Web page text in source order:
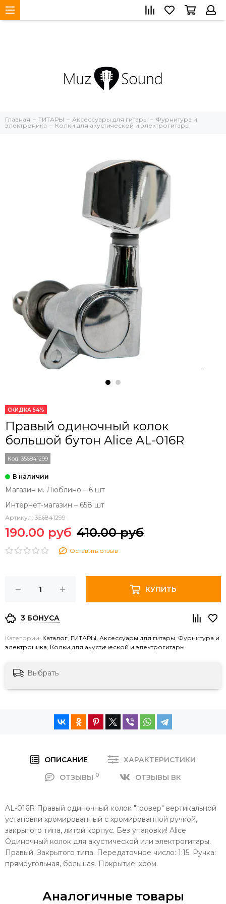
Главная ГИТАРЫ Аксессуары для гитары
Фурнитура и
электроника
Колки для акустической и электрогитары
СКИДКА 54%
Правый одиночный колок
большой бутон Alice AL-016R
Код: 356841299
Магазин м. Люблино – 6 шт
Интернет-магазин – 658 шт
Артикул: 356841299
190.00 руб 410.00 руб
Оставить отзыв
КУПИТЬ
3 БОНУСА
Категории: Каталог, ГИТАРЫ, Аксессуары для гитары, Фурнитура и
электроника, Колки для акустической и электрогитары
Выбрать
ОПИСАНИЕ
ХАРАКТЕРИСТИКИ
ОТЗЫВЫ 0 ОТЗЫВЫ ВК
AL-016R Правый одиночный колок "гровер" вертикальной
установки хромированный с хромированной ручкой,
закрытого типа, литой корпус. Без упаковки! Alice
Одиночный колок для акустической или электрогитары.
Правый. Закрытого типа. Передаточное число: 1:15. Ручка:
прямоугольная, большая. Покрытие: хром.
Аналогичные товары